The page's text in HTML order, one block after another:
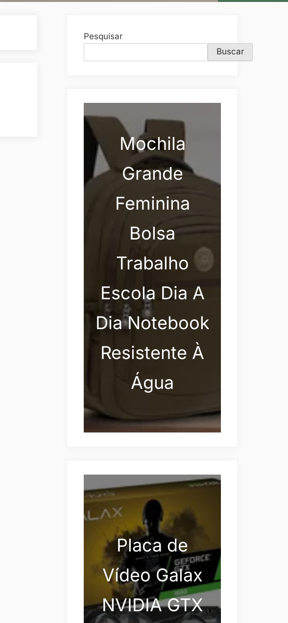
Pesquisar
Buscar
Mochila
Grande
Feminina
Bolsa
Trabalho
Escola Dia A
Dia Notebook
Resistente À
Água
Placa de
Vídeo Galax
NVIDIA GTX